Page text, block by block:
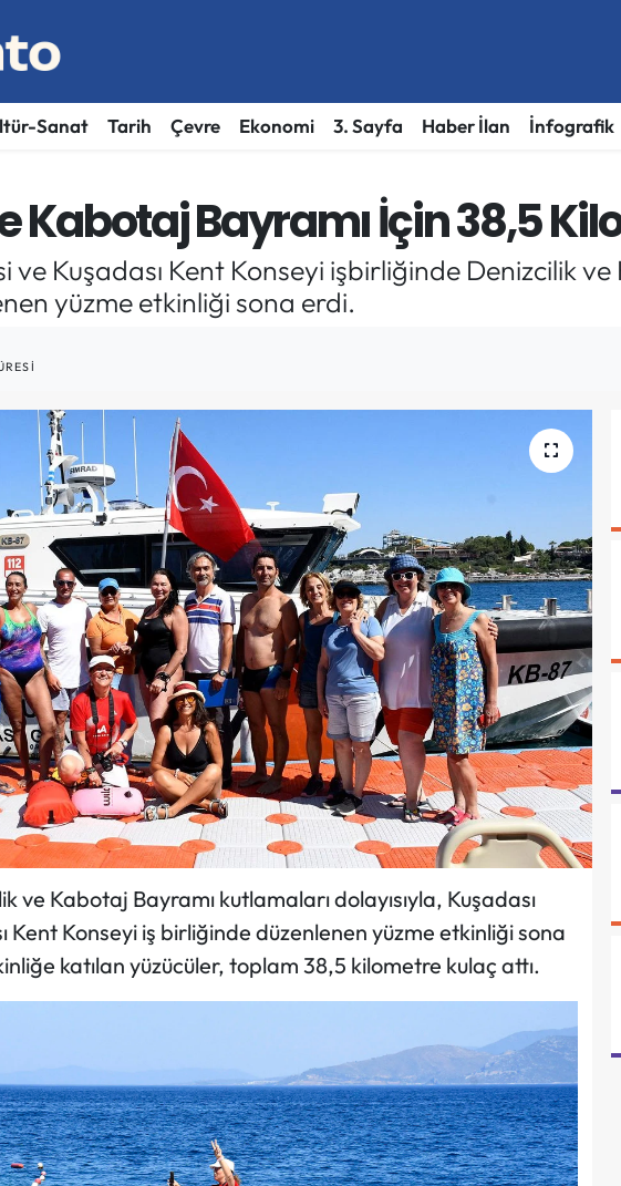
Sanat Tarih Çevre Ekonomi 3. Sayfa Haber İlan İnfografik
Kabotaj Bayramı İçin 38,5
ve Kuşadası Kent Konseyi işbirliğinde Denizcilik
yüzme etkinliği sona erdi.
ve Kabotaj Bayramı kutlamaları dolayısıyla, Kuşadası
Kent Konseyi iş birliğinde düzenlenen yüzme etkinliği sona
katılan yüzücüler, toplam 38,5 kilometre kulaç attı.